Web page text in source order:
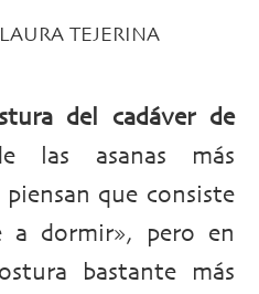
LAURA TEJERINA
del cadáver de
las asanas más
que consiste
a dormir», pero en
bastante más